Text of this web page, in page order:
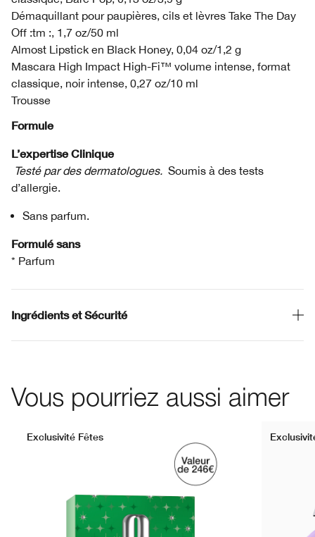
Démaquillant pour paupières, cils et lèvres Take The Day
Off :tm :, 1,7 oz/50 ml
Almost Lipstick en Black Honey, 0,04 oz/1,2 g
Mascara High Impact High-Fi™ volume intense, format
classique, noir intense, 0,27 oz/10 ml
Trousse
Formule
L’expertise Clinique
Testé par des dermatologues. Soumis à des tests
d’allergie.
Sans parfum.
Formulé sans
* Parfum
Ingrédients et Sécurité
Vous pourriez aussi aimer
Exclusivité Fêtes